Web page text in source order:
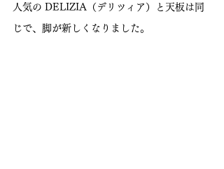
人気の DELIZIA（デリツィア）と天板は同
じで、脚が新しくなりました。